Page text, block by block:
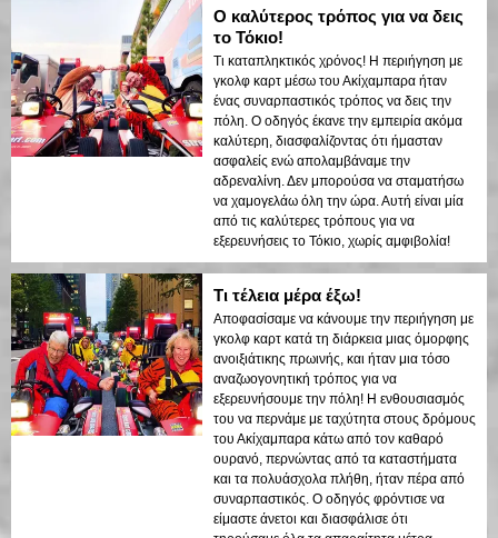
Ο καλύτερος τρόπος για να δεις
το Τόκιο!
Τι καταπληκτικός χρόνος! Η περιήγηση με
γκολφ καρτ μέσω του Ακίχαμπαρα ήταν
ένας συναρπαστικός τρόπος να δεις την
πόλη. Ο οδηγός έκανε την εμπειρία ακόμα
καλύτερη, διασφαλίζοντας ότι ήμασταν
ασφαλείς ενώ απολαμβάναμε την
αδρεναλίνη. Δεν μπορούσα να σταματήσω
να χαμογελάω όλη την ώρα. Αυτή είναι μία
από τις καλύτερες τρόπους για να
εξερευνήσεις το Τόκιο, χωρίς αμφιβολία!
Τι τέλεια μέρα έξω!
Αποφασίσαμε να κάνουμε την περιήγηση με
γκολφ καρτ κατά τη διάρκεια μιας όμορφης
ανοιξιάτικης πρωινής, και ήταν μια τόσο
αναζωογονητική τρόπος για να
εξερευνήσουμε την πόλη! Η ενθουσιασμός
του να περνάμε με ταχύτητα στους δρόμους
του Ακίχαμπαρα κάτω από τον καθαρό
ουρανό, περνώντας από τα καταστήματα
και τα πολυάσχολα πλήθη, ήταν πέρα από
συναρπαστικός. Ο οδηγός φρόντισε να
είμαστε άνετοι και διασφάλισε ότι